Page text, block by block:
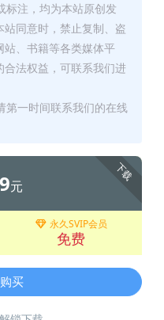
标注，均为本站原创发
同意时，禁止复制、盗
站、书籍等各类媒体平
法权益，可联系我们进
第一时间联系我们的在线
下载
元
永久SVIP会员
免费
买